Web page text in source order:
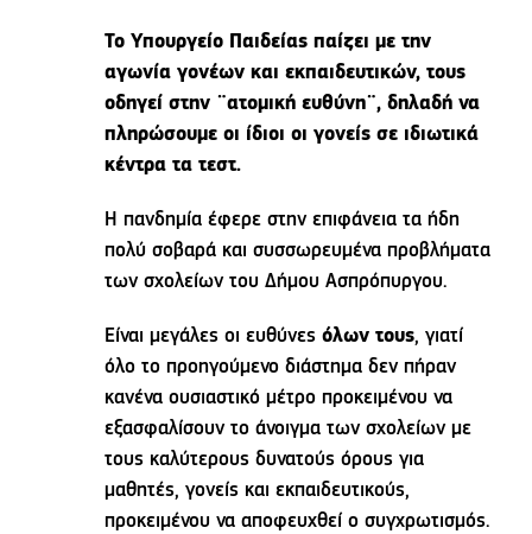
Το Υπουργείο Παιδείας παίζει με την
αγωνία γονέων και εκπαιδευτικών, τους
οδηγεί στην ¨ατομική ευθύνη¨, δηλαδή να
πληρώσουμε οι ίδιοι οι γονείς σε ιδιωτικά
κέντρα τα τεστ.
Η πανδημία έφερε στην επιφάνεια τα ήδη
πολύ σοβαρά και συσσωρευμένα προβλήματα
των σχολείων του Δήμου Ασπρόπυργου.
Είναι μεγάλες οι ευθύνεςόλων τους, γιατί
όλο το προηγούμενο διάστημα δεν πήραν
κανένα ουσιαστικό μέτρο προκειμένου να
εξασφαλίσουν το άνοιγμα των σχολείων με
τους καλύτερους δυνατούς όρους για
μαθητές, γονείς και εκπαιδευτικούς,
προκειμένου να αποφευχθεί ο συγχρωτισμός.